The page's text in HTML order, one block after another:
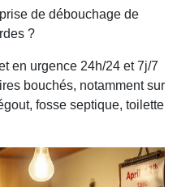
de débouchage de
?
en urgence 24h/24 et 7j/7
bouchés, notamment sur
fosse septique, toilette